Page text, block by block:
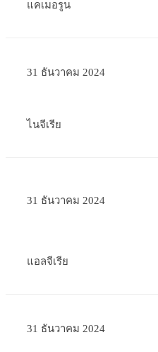
แคเมอรูน
31 ธันวาคม 2024
ไนจีเรีย
31 ธันวาคม 2024
แอลจีเรีย
31 ธันวาคม 2024